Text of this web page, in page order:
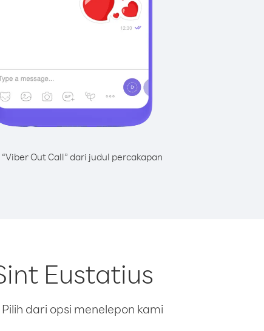
Out Call” dari judul percakapan
Eustatius
dari opsi menelepon kami